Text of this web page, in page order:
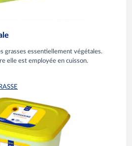
grasses essentiellement végétales.
elle est employée en cuisson.